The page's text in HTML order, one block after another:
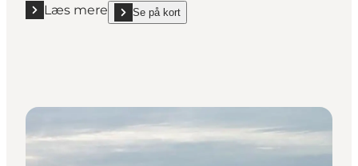
Læs mere
Læs mere "Rideture: Dronninglund Storskov"
Se på kort
show Rideture: Dronninglund Storskov on_map